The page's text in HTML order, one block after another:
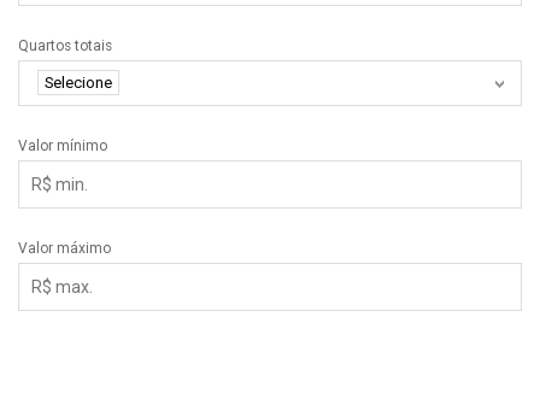
Quartos totais
Selecione
Valor mínimo
Valor máximo